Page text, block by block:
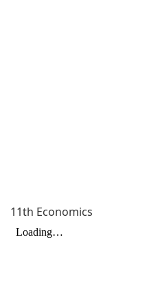
11th Economics